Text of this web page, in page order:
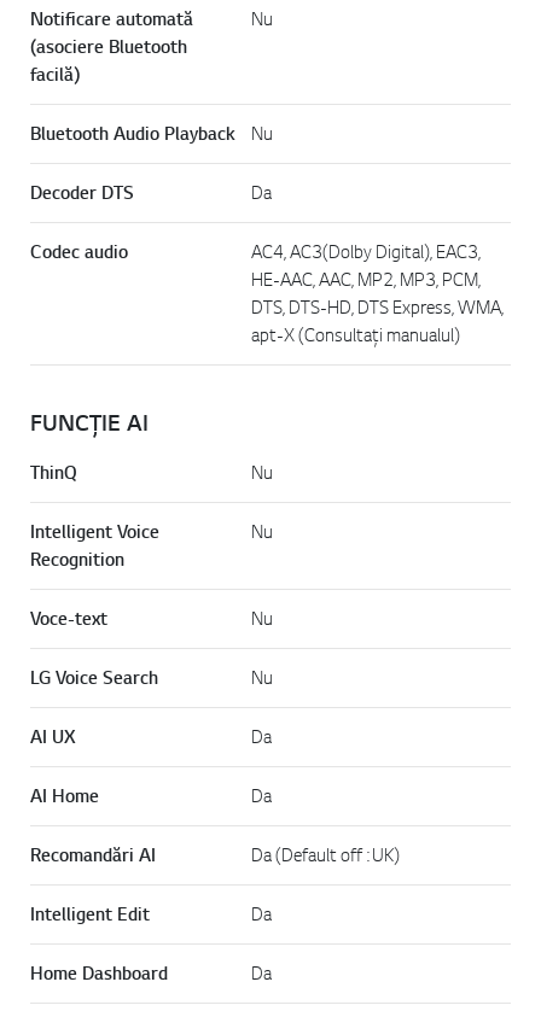
Notificare automată
(asociere Bluetooth
facilă)
Nu
Bluetooth Audio Playback Nu
Decoder DTS Da
Codec audio
AC4, AC3(Dolby Digital), EAC3,
HE-AAC, AAC, MP2, MP3, PCM,
DTS, DTS-HD, DTS Express, WMA,
apt-X (Consultați manualul)
FUNCȚIE AI
ThinQ Nu
Intelligent Voice
Recognition
Nu
Voce-text Nu
LG Voice Search Nu
AI UX Da
AI Home Da
Recomandări AI Da (Default off : UK)
Intelligent Edit Da
Home Dashboard Da